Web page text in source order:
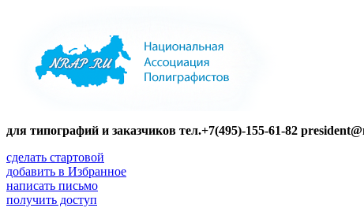
для типографий и заказчиков тел.+7(495)-155-61-82
сделать стартовой
добавить в Избранное
написать письмо
получить доступ